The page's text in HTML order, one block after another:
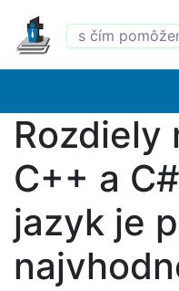
Rozdiely
C++ a
jazyk je